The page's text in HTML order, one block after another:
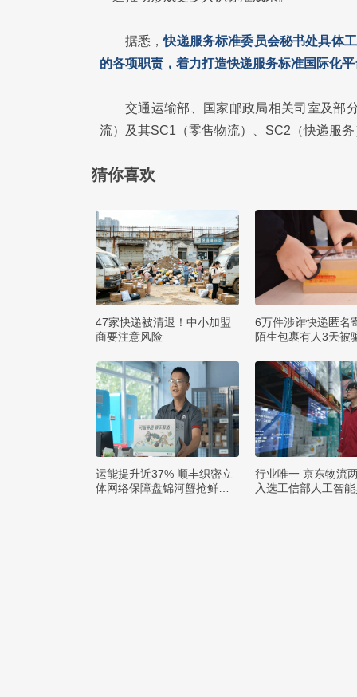
据悉，快递服务标准委员会秘书处具体
的各项职责，着力打造快递服务标准国际化
交通运输部、国家邮政局相关司室及部
流）及其SC1（零售物流）、SC2（快递服
猜你喜欢
47家快递被清退！中小加盟
商要注意风险
6万件涉诈快递匿名
陌生包裹有人3天被
运能提升近37% 顺丰织密立
体网络保障盘锦河蟹抢鲜出
行业唯一 京东物流
入选工信部人工智